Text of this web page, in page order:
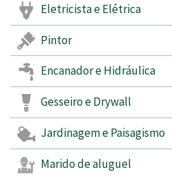
Eletricista e Elétrica
Pintor
Encanador e Hidráulica
Gesseiro e Drywall
Jardinagem e Paisagismo
Marido de aluguel